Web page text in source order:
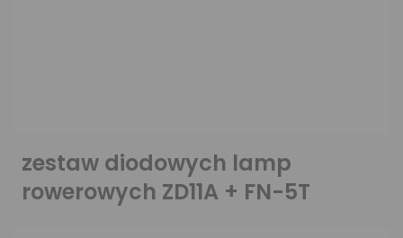
zestaw diodowych lamp
rowerowych ZD11A + FN-5T